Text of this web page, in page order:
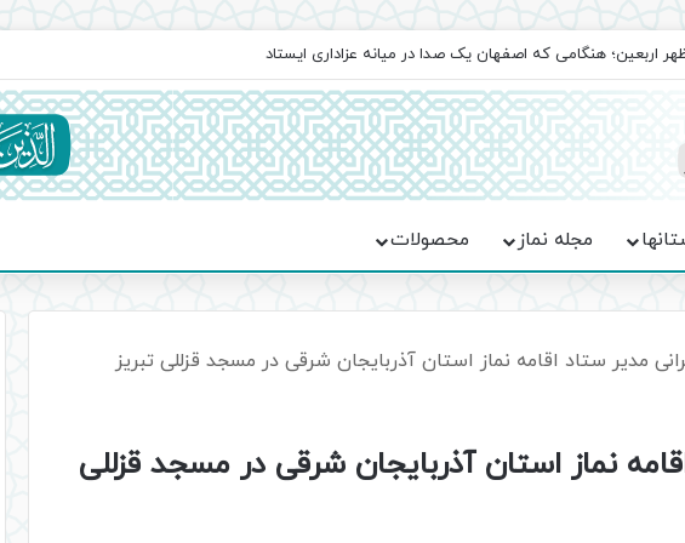
باشکوه نمازهای جماعت در موکب فاطمه الزهرا (س)
مجله نماز محصولات
مدیر ستاد اقامه نماز استان آذربایجان شرقی در مسجد قزللی تبریز
نماز استان آذربایجان شرقی در مسجد قزللی